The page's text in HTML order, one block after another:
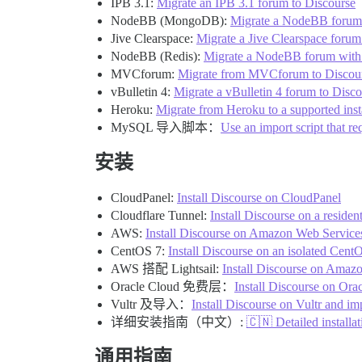
IPB 3.1: Migrate an IPB 3.1 forum to Discourse
NodeBB (MongoDB): Migrate a NodeBB
Jive Clearspace: Migrate a Jive Clearspace
NodeBB (Redis): Migrate a NodeBB forum
MVCforum: Migrate from MVCforum to
vBulletin 4: Migrate a vBulletin 4 forum to
Heroku: Migrate from Heroku to a supported
MySQL 导入脚本： Use an import script that
安装
CloudPanel: Install Discourse on CloudPanel
Cloudflare Tunnel: Install Discourse on a
AWS: Install Discourse on Amazon Web
CentOS 7: Install Discourse on an isolated
AWS 搭配 Lightsail: Install Discourse on
Oracle Cloud 免费层： Install Discourse on
Vultr 及导入： Install Discourse on Vultr and
详细安装指南（中文）: 🇨🇳 Detailed
通用指南